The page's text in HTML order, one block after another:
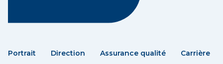
Portrait Direction Assurance qualité Carrière